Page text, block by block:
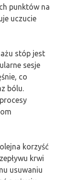
punktów na
uczucie
stóp jest
sesje
co
bólu.
korzyść
krwi
usuwaniu